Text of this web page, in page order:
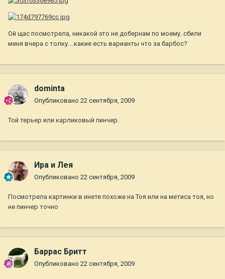
Ой щас посмотрела, никакой это не добернам по моему..сбили
меня вчера с толку....какие есть варианты что за барбос?
dominta
Опубликовано 22 сентября, 2009
Той терьер или карликовый пинчер.
Ира и Лея
Опубликовано 22 сентября, 2009
Посмотрела картинки в инете похоже на Тоя или на метиса тоя, но
не пинчер точно
Баррас Бритт
Опубликовано 22 сентября, 2009